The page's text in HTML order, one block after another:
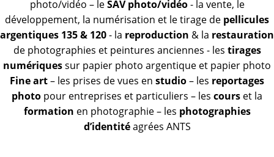
photo/vidéo – leSAV photo/vidéo- la vente, le
développement, la numérisation et le tirage de pellicules
argentiques 135 & 120- la reproduction & la restauration
de photographies et peintures anciennes - les tirages
numériquessur papier photo argentique et papier photo
Fine art– les prises de vues en studio– les reportages
photo pour entreprises et particuliers – les cours et la
formation en photographie – les photographies
d’identitéagrées ANTS